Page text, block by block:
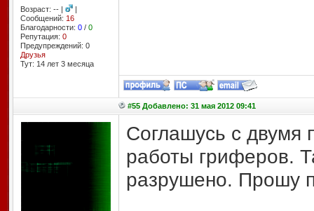
Возраст: -- |
|
Сообщений: 16
Благодарности: 0/ 0
Репутация: 0
Предупреждений: 0
Друзья
Тут: 14 лет 3 месяцa
#55 Добавлено: 31 мая 2012 09:41
Соглашусь с двумя
работы гриферов.
разрушено. Прошу